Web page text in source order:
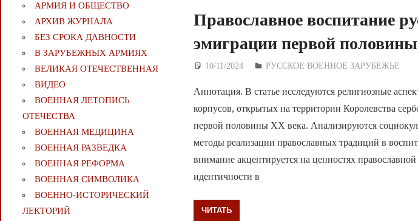
Православное воспитание
эмиграции первой
10/11/2024 Дежурный по Редакции
РУССКОЕ ВОЕННОЕ ЗАРУБЕЖЬЕ
Аннотация. В статье исследуются религиозные
корпусов, открытых на территории Королевства
первой половины ХХ века. Анализируются
методы реализации православных традиций в
внимание акцентируется на ценностях
идентичности в
ЧИТАТЬ
АРМИЯ И ОБЩЕСТВО
АРХИВ ЖУРНАЛА
БЕЗ СРОКА ДАВНОСТИ
В ЗАРУБЕЖНЫХ АРМИЯХ
ВЕЛИКАЯ ОТЕЧЕСТВЕННАЯ
ВИДЕО
ВОЕННАЯ ЛЕТОПИСЬ
ОТЕЧЕСТВА
ВОЕННАЯ МЕДИЦИНА
ВОЕННАЯ РАЗВЕДКА
ВОЕННАЯ РЕФОРМА
ВОЕННАЯ СИМВОЛИКА
ВОЕННО-ИСТОРИЧЕСКИЙ
ЛЕКТОРИЙ